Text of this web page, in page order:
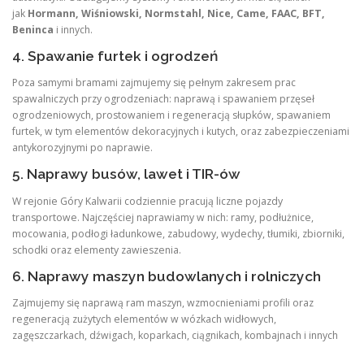
jak Hormann, Wiśniowski, Normstahl, Nice, Came, FAAC, BFT,
Beninca i innych.
4. Spawanie furtek i ogrodzeń
Poza samymi bramami zajmujemy się pełnym zakresem prac
spawalniczych przy ogrodzeniach: naprawą i spawaniem przęseł
ogrodzeniowych, prostowaniem i regeneracją słupków, spawaniem
furtek, w tym elementów dekoracyjnych i kutych, oraz zabezpieczeniami
antykorozyjnymi po naprawie.
5. Naprawy busów, lawet i TIR-ów
W rejonie Góry Kalwarii codziennie pracują liczne pojazdy
transportowe. Najczęściej naprawiamy w nich: ramy, podłużnice,
mocowania, podłogi ładunkowe, zabudowy, wydechy, tłumiki, zbiorniki,
schodki oraz elementy zawieszenia.
6. Naprawy maszyn budowlanych i rolniczych
Zajmujemy się naprawą ram maszyn, wzmocnieniami profili oraz
regeneracją zużytych elementów w wózkach widłowych,
zagęszczarkach, dźwigach, koparkach, ciągnikach, kombajnach i innych